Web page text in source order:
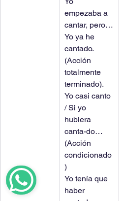
empezaba a
cantar, pero…
Yo ya he
cantado.
(Acción
totalmente
terminado).
Yo casi canto
/ Si yo
hubiera
canta-do…
(Acción
condicionado
)
Yo tenía que
haber